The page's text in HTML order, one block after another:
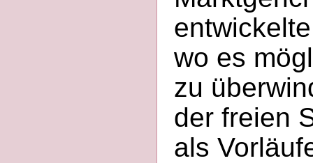
wo es
zu
der freien
als